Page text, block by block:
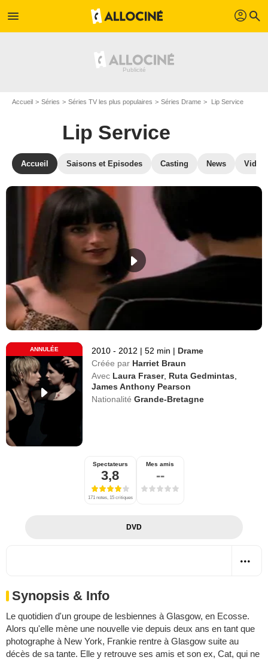
menu profil search
Accueil Séries Séries TV les plus populaires Séries Drame Lip Service
Lip Service
Accueil Saisons et Episodes Casting News
ANNULÉE 2010 - 2012 | 52 min | Drame
Créée par Harriet Braun
Avec Laura Fraser, Ruta Gedmintas
James Anthony Pearson
Nationalité Grande-Bretagne
Spectateurs
3,8
171 notes, 15 critiques
Mes amis
--
DVD
Synopsis & Info
Le quotidien d'un groupe de lesbiennes à Glasgow, en Ecosse.
Alors qu'elle mène une nouvelle vie depuis deux ans en tant que
photographe à New York, Frankie rentre à Glasgow suite au
décès de sa tante. Elle y retrouve ses amis et son ex, Cat, qui ne